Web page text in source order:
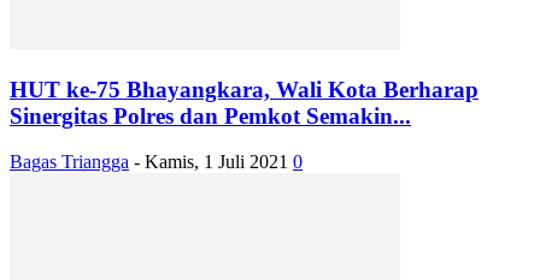
HUT ke-75 Bhayangkara, Wali Kota Berharap
Sinergitas Polres dan Pemkot Semakin...
Bagas Triangga - Kamis, 1 Juli 2021 0